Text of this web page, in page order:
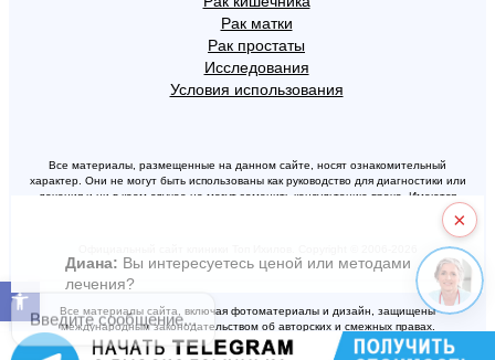
Открыть панель инструментов
Рак матки
Рак простаты
Исследования
Условия использования
Все материалы, размещенные на данном сайте, носят ознакомительный
характер. Они не могут быть использованы как руководство для диагностики или
лечения и ни в коем случае не могут заменить консультацию врача. Имеются
Все материалы сайта, включая фотоматериалы и дизайн, защищены
международным законодательством об авторских и смежных правах.
Запрещается копирование или свободное изложение текста, размещенного на
сайте.
×
Диана: Вы интересуетесь ценой или методами
лечения?
Введите сообщение...